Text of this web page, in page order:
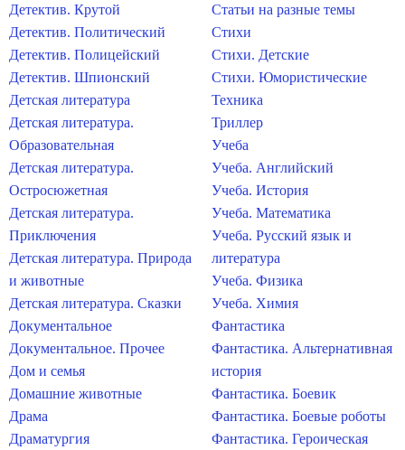
Детектив. Крутой
Детектив. Политический
Детектив. Полицейский
Детектив. Шпионский
Детская литература
Детская литература.
Образовательная
Детская литература.
Остросюжетная
Детская литература.
Приключения
Детская литература. Природа
и животные
Детская литература. Сказки
Документальное
Документальное. Прочее
Дом и семья
Домашние животные
Драма
Драматургия
Статьи на разные темы
Стихи
Стихи. Детские
Стихи. Юмористические
Техника
Триллер
Учеба
Учеба. Английский
Учеба. История
Учеба. Математика
Учеба. Русский язык и
литература
Учеба. Физика
Учеба. Химия
Фантастика
Фантастика. Альтернативная
история
Фантастика. Боевик
Фантастика. Боевые роботы
Фантастика. Героическая